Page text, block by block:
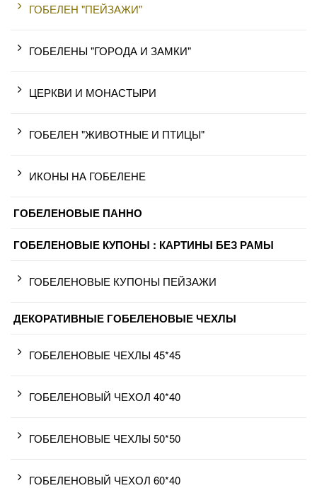
ГОБЕЛЕН "ПЕЙЗАЖИ"
ГОБЕЛЕНЫ "ГОРОДА И ЗАМКИ"
ЦЕРКВИ И МОНАСТЫРИ
ГОБЕЛЕН "ЖИВОТНЫЕ И ПТИЦЫ"
ИКОНЫ НА ГОБЕЛЕНЕ
ГОБЕЛЕНОВЫЕ ПАННО
ГОБЕЛЕНОВЫЕ КУПОНЫ : КАРТИНЫ БЕЗ РАМЫ
ГОБЕЛЕНОВЫЕ КУПОНЫ ПЕЙЗАЖИ
ДЕКОРАТИВНЫЕ ГОБЕЛЕНОВЫЕ ЧЕХЛЫ
ГОБЕЛЕНОВЫЕ ЧЕХЛЫ 45*45
ГОБЕЛЕНОВЫЙ ЧЕХОЛ 40*40
ГОБЕЛЕНОВЫЕ ЧЕХЛЫ 50*50
ГОБЕЛЕНОВЫЙ ЧЕХОЛ 60*40